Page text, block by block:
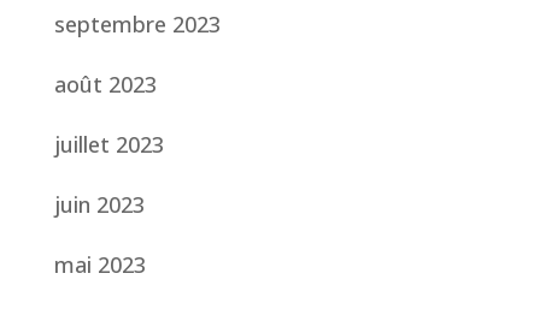
septembre 2023
août 2023
juillet 2023
juin 2023
mai 2023